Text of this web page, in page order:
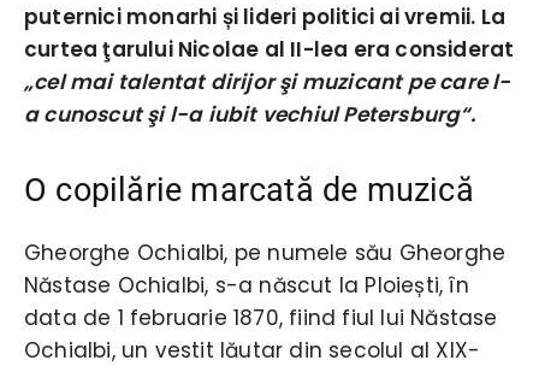
puternici monarhi și lideri politici ai vremii. La
curtea ţarului Nicolae al II-lea era considerat
„cel mai talentat dirijor şi muzicant pe care l-
a cunoscut şi l-a iubit vechiul Petersburg“.
O copilărie marcată de muzică
Gheorghe Ochialbi, pe numele său Gheorghe
Năstase Ochialbi, s-a născut la Ploiești, în
data de 1 februarie 1870, fiind fiul lui Năstase
Ochialbi, un vestit lăutar din secolul al XIX-